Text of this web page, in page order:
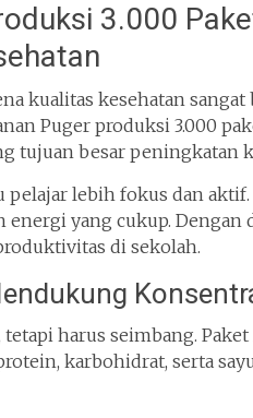
3.000
kualitas kesehatan sangat
Puger produksi 3.000
tujuan besar peningkatan
lebih fokus dan
yang cukup. Dengan
di sekolah.
harus seimbang.
karbohidrat, serta